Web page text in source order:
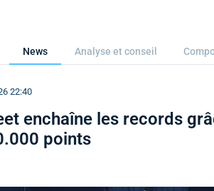
News Analyse et conseil
22:40
enchaîne les records
points